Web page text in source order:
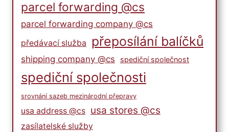
parcel forwarding @cs
parcel forwarding company @cs
předávací služba přeposílání balíčků
shipping company @cs spediční společnost
spediční společnosti
srovnání sazeb mezinárodní přepravy
usa address @cs usa stores @cs
zasílatelské služby